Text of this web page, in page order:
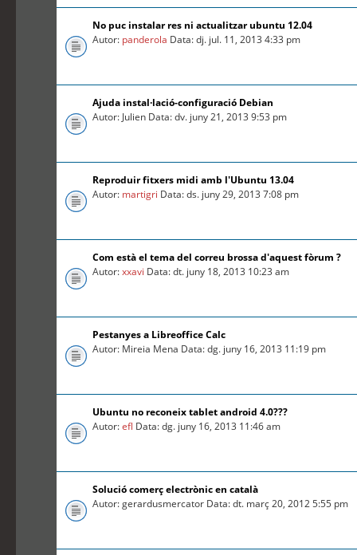
No puc instalar res ni actualitzar ubuntu 12.04
Autor: panderola Data: dj. jul. 11, 2013 4:33 pm
Ajuda instal·lació-configuració Debian
Autor: Julien Data: dv. juny 21, 2013 9:53 pm
Reproduir fitxers midi amb l'Ubuntu 13.04
Autor: martigri Data: ds. juny 29, 2013 7:08 pm
Com està el tema del correu brossa d'aquest fòrum ?
Autor:xxavi Data: dt. juny 18, 2013 10:23 am
Pestanyes a Libreoffice Calc
Autor: Mireia Mena Data: dg. juny 16, 2013 11:19 pm
Ubuntu no reconeix tablet android 4.0???
Autor:efl Data: dg. juny 16, 2013 11:46 am
Solució comerç electrònic en català
Autor: gerardusmercator Data: dt. març 20, 2012 5:55 pm